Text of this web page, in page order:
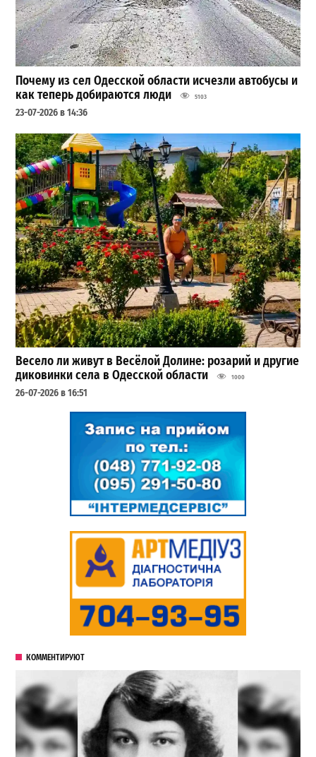
Почему из сел Одесской области исчезли автобусы и
как теперь добираются люди
5103
23-07-2026 в 14:36
Весело ли живут в Весёлой Долине: розарий и другие
диковинки села в Одесской области
1000
26-07-2026 в 16:51
КОММЕНТИРУЮТ